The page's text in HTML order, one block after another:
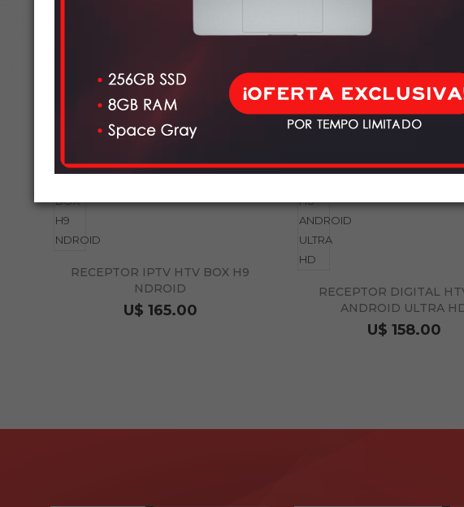
RECEPTOR IPTV HTV BOX H9
NDROID
U$ 165.00
RECEPTOR DIGITAL
ANDROID ULTRA
U$ 158.00